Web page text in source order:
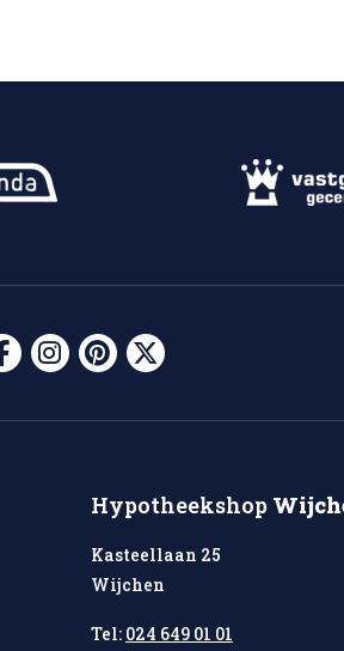
Hypotheekshop
Kasteellaan 25
Wijchen
Tel: 024 649 01 01